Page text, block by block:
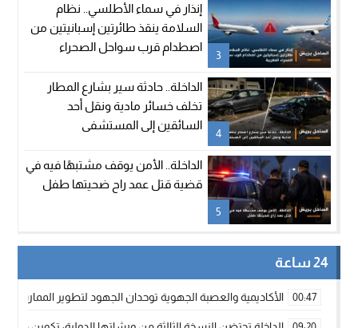
3
إنذار في سماء الأطلسي.. نظام
السلامة ينقذ طائرتين إسبانيتين من
اصطدام قرب سواحل الصحراء
4
الداخلة.. حادثة سير بشارع المطار
تخلف خسائر مادية ونقل أحد
السائقين إلى المستشفى
5
الداخلة.. الأمن يوقف مشتبهًا فيه في
قضية قتل عمد راح ضحيتها طفل
24 ساعة
00:47 الأكاديمية والعصبة الجهوية توحدان الجهود لتطوير الممارسة